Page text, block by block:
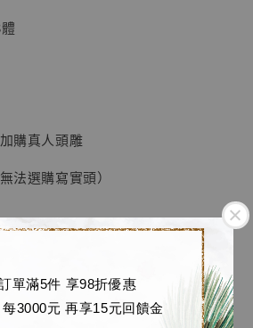
單滿5件 享98折優惠
3000元 再享15元回饋金
購真人頭雕
法選購寫實頭）
：